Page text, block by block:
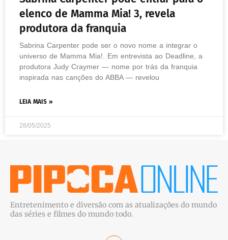
elenco de Mamma Mia! 3, revela
produtora da franquia
Sabrina Carpenter pode ser o novo nome a integrar o
universo de Mamma Mia!. Em entrevista ao Deadline, a
produtora Judy Craymer — nome por trás da franquia
inspirada nas canções do ABBA — revelou
LEIA MAIS »
28/05/2025
Entretenimento e diversão com as atualizações do mundo
das séries e filmes do mundo todo.